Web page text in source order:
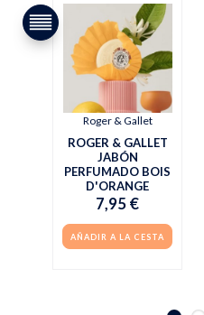
Roger & Gallet
ROGER & GALLET
JABÓN
PERFUMADO BOIS
D'ORANGE
7,95 €
AÑADIR A LA CESTA